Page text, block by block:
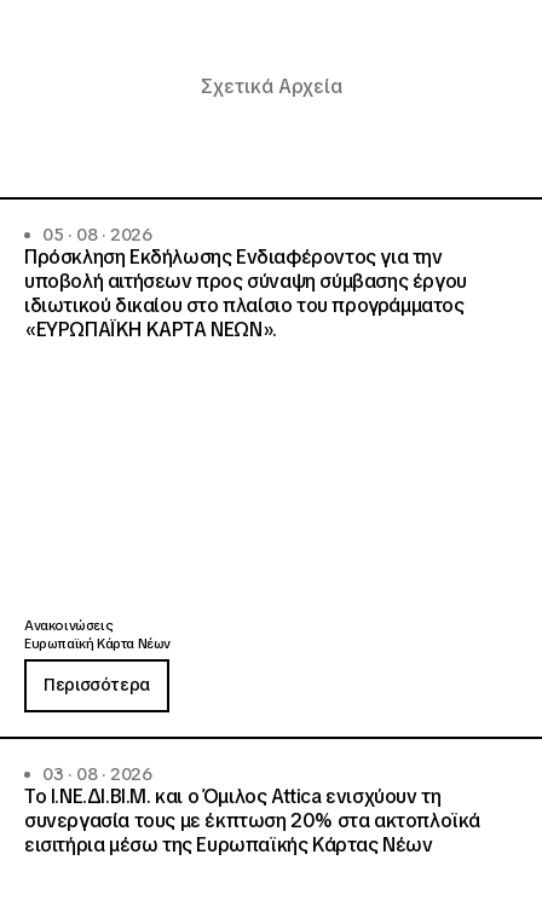
Σχετικά Αρχεία
05 · 08 · 2026
Πρόσκληση Εκδήλωσης Ενδιαφέροντος για την
υποβολή αιτήσεων προς σύναψη σύμβασης έργου
ιδιωτικού δικαίου στο πλαίσιο του προγράμματος
«ΕΥΡΩΠΑΪΚΗ ΚΑΡΤΑ ΝΕΩΝ».
Ανακοινώσεις
Ευρωπαϊκή Κάρτα Νέων
Περισσότερα
03 · 08 · 2026
Το Ι.ΝΕ.ΔΙ.ΒΙ.Μ. και o Όμιλος Attica ενισχύουν τη
συνεργασία τους με έκπτωση 20% στα ακτοπλοϊκά
εισιτήρια μέσω της Ευρωπαϊκής Κάρτας Νέων